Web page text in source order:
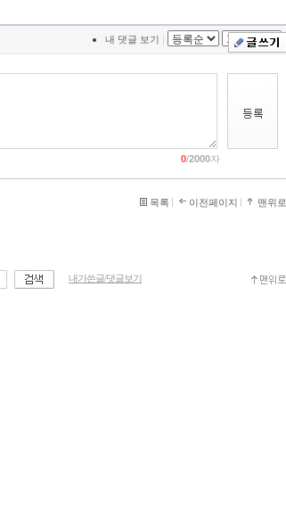
내 댓글 보기
0/2000자
목록 이전페이지 맨위로
내가쓴글/댓글보기